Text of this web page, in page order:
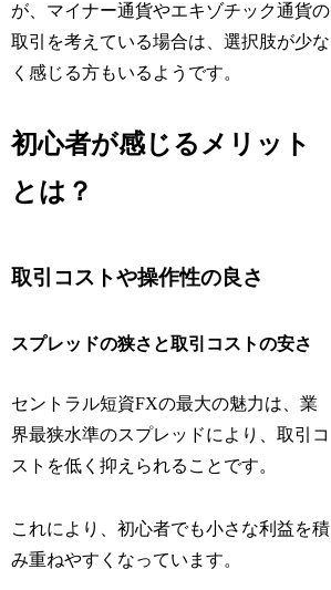
が、マイナー通貨やエキゾチック通貨の
取引を考えている場合は、選択肢が少な
く感じる方もいるようです。
初心者が感じるメリット
とは？
取引コストや操作性の良さ
スプレッドの狭さと取引コストの安さ
セントラル短資FXの最大の魅力は、業
界最狭水準のスプレッドにより、取引コ
ストを低く抑えられることです。
これにより、初心者でも小さな利益を積
み重ねやすくなっています。